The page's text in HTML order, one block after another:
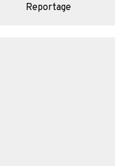
Reportage